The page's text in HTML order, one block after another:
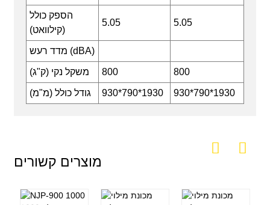
הספק כולל
(קילוואט)
5.05 5.05
מדד רעש (dBA)
משקל נקי (ק"ג) 800 800
גודל כולל (מ"מ) 930*790*1930 930*790*1930
מוצרים קשורים